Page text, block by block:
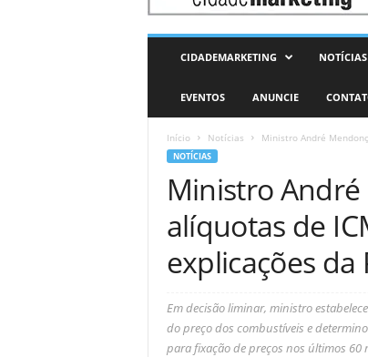
CIDADEMARKETING NOTÍCIAS
EVENTOS ANUNCIE
Início Notícias Ministro André
NOTÍCIAS
Ministro
alíquotas de
explicações
Em decisão liminar, ministro
do preço dos combustíveis e
para fixação de preços nos últimos 60